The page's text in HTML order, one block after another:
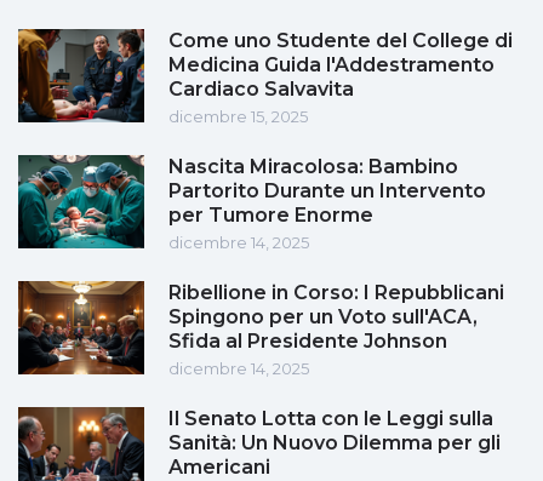
Come uno Studente del College di
Medicina Guida l'Addestramento
Cardiaco Salvavita
dicembre 15, 2025
Nascita Miracolosa: Bambino
Partorito Durante un Intervento
per Tumore Enorme
dicembre 14, 2025
Ribellione in Corso: I Repubblicani
Spingono per un Voto sull'ACA,
Sfida al Presidente Johnson
dicembre 14, 2025
Il Senato Lotta con le Leggi sulla
Sanità: Un Nuovo Dilemma per gli
Americani